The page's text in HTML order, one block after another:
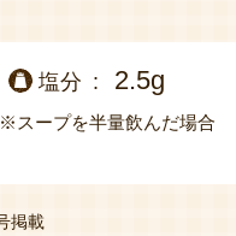
塩分 2.5g
※スープを半量飲んだ場合
掲載